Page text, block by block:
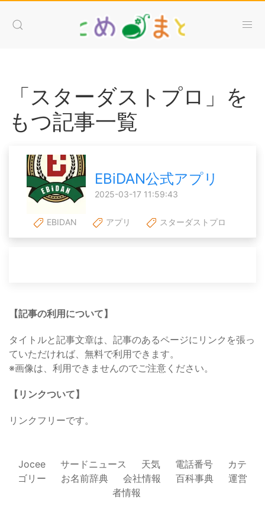
「スターダストプロ」を
もつ記事一覧
EBiDAN公式アプリ
2025-03-17 11:59:43
EBIDAN アプリ スターダストプロ
【記事の利用について】
タイトルと記事文章は、記事のあるページにリンクを張っ
ていただければ、無料で利用できます。
※画像は、利用できませんのでご注意ください。
【リンクついて】
リンクフリーです。
Jocee サードニュース 天気 電話番号
カテ
ゴリー
お名前辞典 会社情報 百科事典
運営
者情報